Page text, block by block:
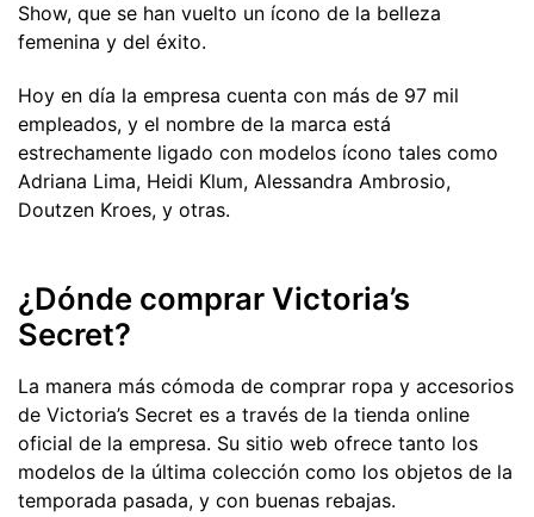
Show, que se han vuelto un ícono de la belleza
femenina y del éxito.
Hoy en día la empresa cuenta con más de 97 mil
empleados, y el nombre de la marca está
estrechamente ligado con modelos ícono tales como
Adriana Lima, Heidi Klum, Alessandra Ambrosio,
Doutzen Kroes, y otras.
¿Dónde comprar Victoria’s
Secret?
La manera más cómoda de comprar ropa y accesorios
de Victoria’s Secret es a través de la tienda online
oficial de la empresa. Su sitio web ofrece tanto los
modelos de la última colección como los objetos de la
temporada pasada, y con buenas rebajas.